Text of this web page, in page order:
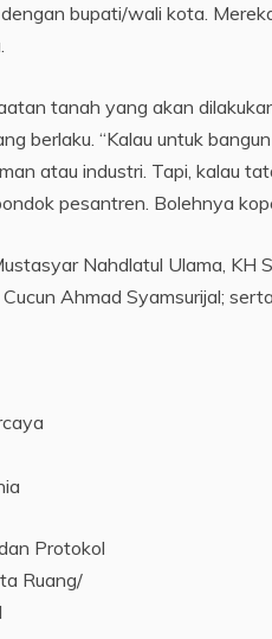
bupati/wali kota.
tanah yang akan
berlaku. “Kalau untuk
atau industri. Tapi, kalau
pesantren. Bolehnya
Nahdlatul Ulama, KH
Ahmad Syamsurijal;
Protokol
Ruang/